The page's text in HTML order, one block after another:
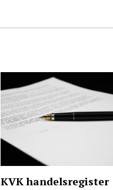
KVK handelsregister